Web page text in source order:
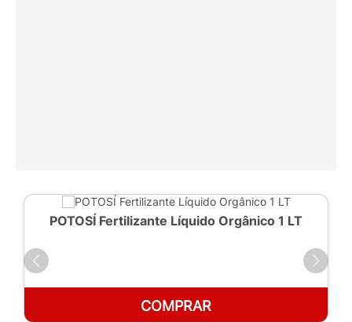
POTOSÍ Fertilizante Líquido Orgânico 1 LT
COMPRAR